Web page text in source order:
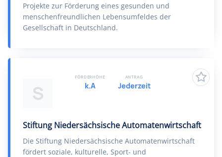
Projekte zur Förderung eines gesunden und
menschenfreundlichen Lebensumfeldes der
Gesellschaft in Deutschland.
S
Stiftung Niedersächsische Automatenwirtschaft
Die Stiftung Niedersächsische Automatenwirtschaft
fördert soziale, kulturelle, Sport- und
FÖRDERHÖHE
k.A
ANTRAG
Jederzeit